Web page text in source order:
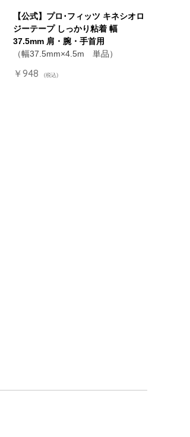
【公式】プロ･フィッツ キネシオロ
ジーテープ しっかり粘着 幅
37.5mm 肩・腕・手首用
（幅37.5mm×4.5m 単品）
￥948 (税込)